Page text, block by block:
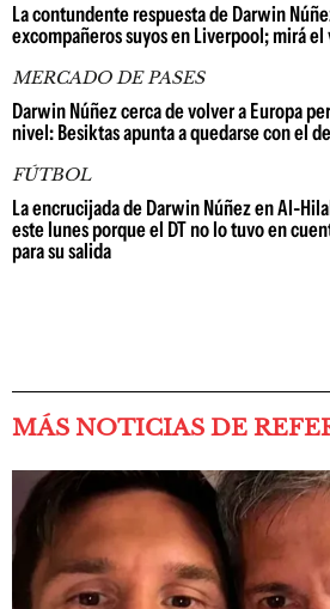
La contundente respuesta de Darwin
excompañeros suyos en Liverpool; mirá
MERCADO DE PASES
Darwin Núñez cerca de volver a Europa
nivel: Besiktas apunta a quedarse con el
FÚTBOL
La encrucijada de Darwin Núñez en Al-
este lunes porque el DT no lo tuvo en
para su salida
MÁS NOTICIAS DE